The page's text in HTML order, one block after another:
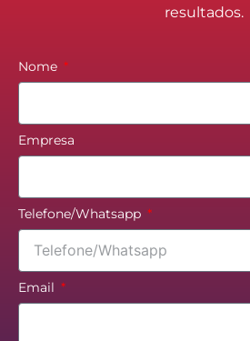
resultados.
Nome
Empresa
Telefone/Whatsapp
Email